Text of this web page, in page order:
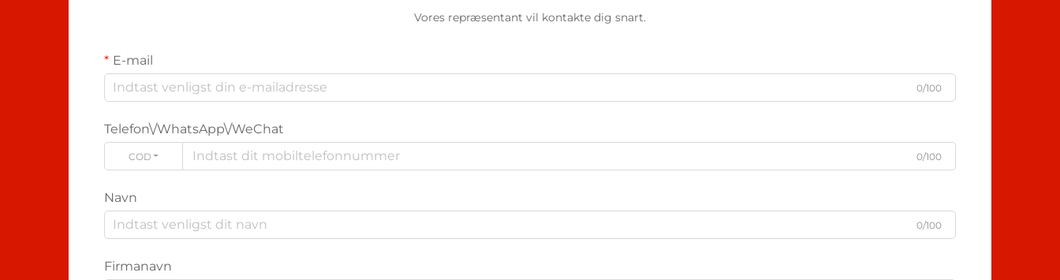
Vores repræsentant vil kontakte dig snart.
E-mail
0/100
Telefon\/WhatsApp\/WeChat
CODE 0/100
Navn
0/100
Firmanavn